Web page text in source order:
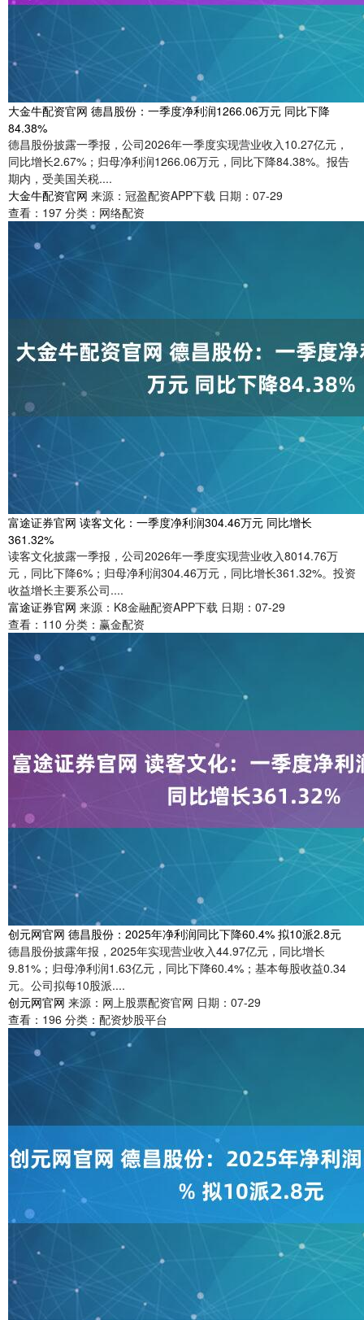
大金牛配资官网 德昌股份：一季度净利润1266.06万元 同比下降
84.38%
德昌股份披露一季报，公司2026年一季度实现营业收入10.27亿元，
同比增长2.67%；归母净利润1266.06万元，同比下降84.38%。报告
期内，受美国关税....
大金牛配资官网 来源：冠盈配资APP下载 日期：07-29
查看： 197 分类： 网络配资
富途证券官网 读客文化：一季度净利润304.46万元 同比增长
361.32%
读客文化披露一季报，公司2026年一季度实现营业收入8014.76万
元，同比下降6%；归母净利润304.46万元，同比增长361.32%。投资
收益增长主要系公司....
富途证券官网 来源：K8金融配资APP下载 日期：07-29
查看： 110 分类： 赢金配资
创元网官网 德昌股份：2025年净利润同比下降60.4% 拟10派2.8元
德昌股份披露年报，2025年实现营业收入44.97亿元，同比增长
9.81%；归母净利润1.63亿元，同比下降60.4%；基本每股收益0.34
元。公司拟每10股派....
创元网官网 来源：网上股票配资官网 日期：07-29
查看： 196 分类： 配资炒股平台